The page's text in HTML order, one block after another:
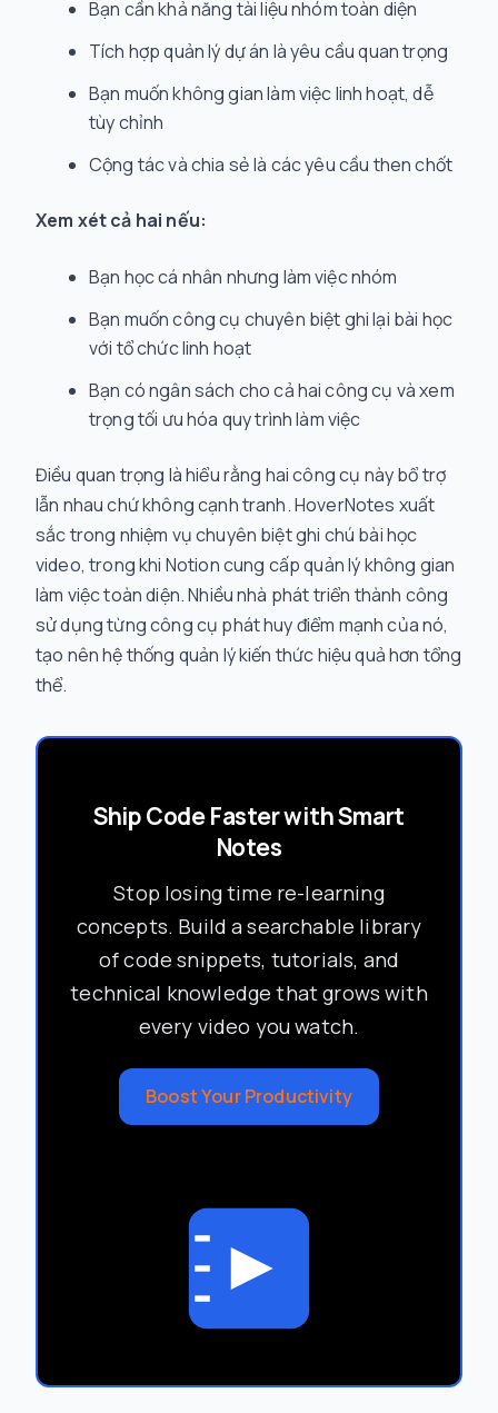
Bạn cần khả năng tài liệu nhóm toàn diện
Tích hợp quản lý dự án là yêu cầu quan trọng
Bạn muốn không gian làm việc linh hoạt, dễ
tùy chỉnh
Cộng tác và chia sẻ là các yêu cầu then chốt
Xem xét cả hai nếu:
Bạn học cá nhân nhưng làm việc nhóm
Bạn muốn công cụ chuyên biệt ghi lại bài học
với tổ chức linh hoạt
Bạn có ngân sách cho cả hai công cụ và xem
trọng tối ưu hóa quy trình làm việc
Điều quan trọng là hiểu rằng hai công cụ này bổ trợ
lẫn nhau chứ không cạnh tranh. HoverNotes xuất
sắc trong nhiệm vụ chuyên biệt ghi chú bài học
video, trong khi Notion cung cấp quản lý không gian
làm việc toàn diện. Nhiều nhà phát triển thành công
sử dụng từng công cụ phát huy điểm mạnh của nó,
tạo nên hệ thống quản lý kiến thức hiệu quả hơn tổng
thể.
Ship Code Faster with Smart
Notes
Stop losing time re-learning
concepts. Build a searchable library
of code snippets, tutorials, and
technical knowledge that grows with
every video you watch.
Boost Your Productivity